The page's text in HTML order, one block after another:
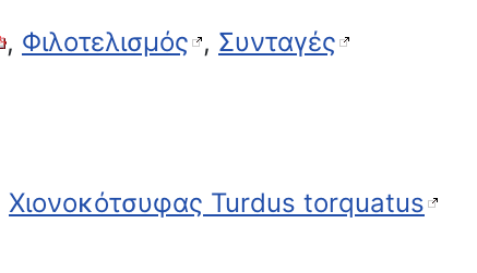
, Φιλοτελισμός , Συνταγές
Χιονοκότσυφας Turdus torquatus